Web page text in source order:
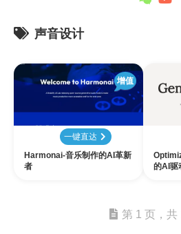
声音设计
增值
一键直达
Harmonai-音乐制作的AI革新
者
的AI驱
第 1 页，共